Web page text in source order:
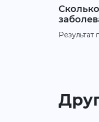
Результат